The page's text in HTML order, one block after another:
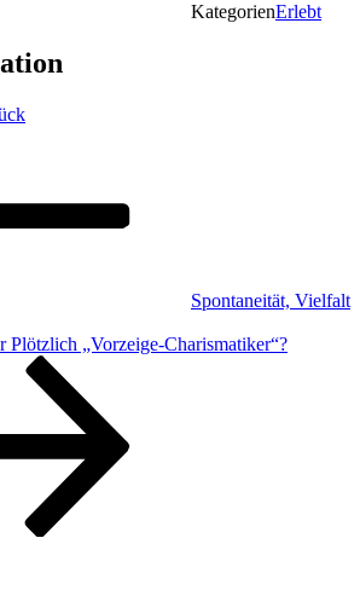
KategorienErlebt
Spontaneität, Vielfalt
Plötzlich „Vorzeige-Charismatiker“?